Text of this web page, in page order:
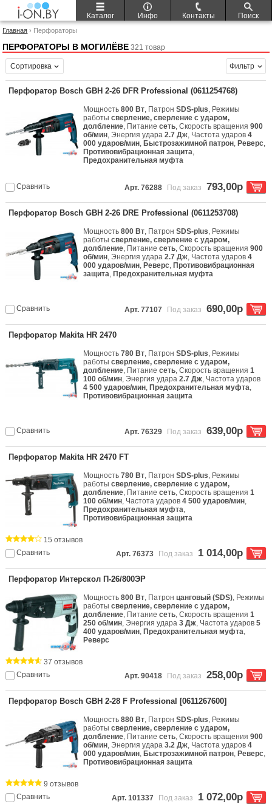
Каталог Инфо Контакты Поиск
Главная › Перфораторы
ПЕРФОРАТОРЫ В МОГИЛЁВЕ 321 товар
Сортировка Фильтр
Перфоратор Bosch GBH 2-26 DFR Professional (0611254768)
Мощность800 Вт, ПатронSDS-plus, Режимы
работысверление, сверление с ударом,
долбление, Питаниесеть, Скорость вращения900
об/мин, Энергия удара2.7 Дж, Частота ударов4
000 ударов/мин, Быстрозажимной патрон, Реверс,
Противовибрационная защита,
Предохранительная муфта
Сравнить Арт. 76288 Под заказ 793,00р
Перфоратор Bosch GBH 2-26 DRE Professional (0611253708)
Мощность800 Вт, ПатронSDS-plus, Режимы
работысверление, сверление с ударом,
долбление, Питаниесеть, Скорость вращения900
об/мин, Энергия удара2.7 Дж, Частота ударов4
000 ударов/мин, Реверс, Противовибрационная
защита, Предохранительная муфта
Сравнить Арт. 77107 Под заказ 690,00р
Перфоратор Makita HR 2470
Мощность780 Вт, ПатронSDS-plus, Режимы
работысверление, сверление с ударом,
долбление, Питаниесеть, Скорость вращения1
100 об/мин, Энергия удара2.7 Дж, Частота ударов
4 500 ударов/мин, Предохранительная муфта,
Противовибрационная защита
Сравнить Арт. 76329 Под заказ 639,00р
Перфоратор Makita HR 2470 FT
Мощность780 Вт, ПатронSDS-plus, Режимы
работысверление, сверление с ударом,
долбление, Питаниесеть, Скорость вращения1
100 об/мин, Частота ударов4 500 ударов/мин,
Предохранительная муфта,
Противовибрационная защита
Сравнить
15 отзывов
Арт. 76373
Под заказ 1 014,00р
Перфоратор Интерскол П-26/800ЭР
Мощность800 Вт, Патронцанговый (SDS), Режимы
работысверление, сверление с ударом,
долбление, Питаниесеть, Скорость вращения1
250 об/мин, Энергия удара3 Дж, Частота ударов5
400 ударов/мин, Предохранительная муфта,
Реверс
Сравнить
37 отзывов
Арт. 90418
Под заказ 258,00р
Перфоратор Bosch GBH 2-28 F Professional [0611267600]
Мощность880 Вт, ПатронSDS-plus, Режимы
работысверление, сверление с ударом,
долбление, Питаниесеть, Скорость вращения900
об/мин, Энергия удара3.2 Дж, Частота ударов4
000 ударов/мин, Быстрозажимной патрон, Реверс,
Противовибрационная защита
Сравнить
9 отзывов
Арт. 101337
Под заказ 1 072,00р